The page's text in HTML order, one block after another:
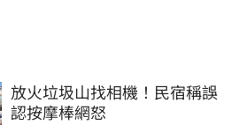
放火垃圾山找相機！民宿稱誤
認按摩棒網怒